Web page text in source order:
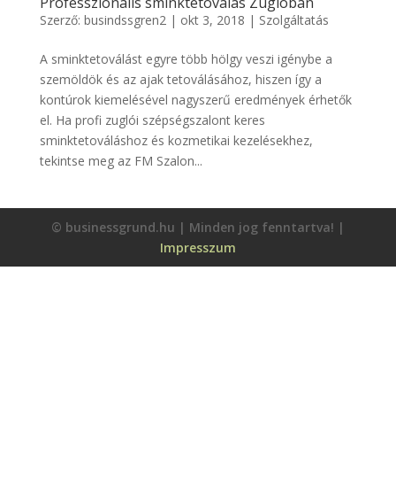
Szerző: busindssgren2 | okt 3, 2018 | Szolgáltatás
A sminktetoválást egyre több hölgy veszi igénybe a
szemöldök és az ajak tetoválásához, hiszen így a
kontúrok kiemelésével nagyszerű eredmények érhetők
el. Ha profi zuglói szépségszalont keres
sminktetováláshoz és kozmetikai kezelésekhez,
tekintse meg az FM Szalon...
© businessgrund.hu | Minden jog fenntartva! |
Impresszum